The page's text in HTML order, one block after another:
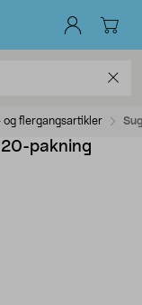
og flergangsartikler
pakning